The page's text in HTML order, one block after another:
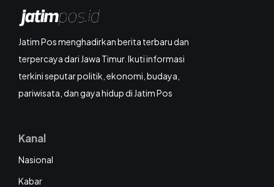
Jatim Pos menghadirkan berita terbaru dan
terpercaya dari Jawa Timur. Ikuti informasi
terkini seputar politik, ekonomi, budaya,
pariwisata, dan gaya hidup di Jatim Pos
Kanal
Nasional
Kabar